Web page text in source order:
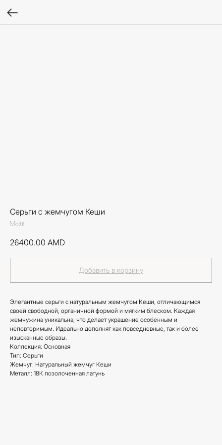
Серьги с жемчугом Кеши
Mottif
26400.00 AMD
Добавить в корзину
Элегантные серьги с натуральным жемчугом Кеши, отличающимся
своей свободной, органичной формой и мягким блеском. Каждая
жемчужина уникальна, что делает украшение особенным и
неповторимым. Идеально дополнят как повседневные, так и более
изысканные образы.
Коллекция: Основная
Тип: Серьги
Жемчуг: Натуральный жемчуг Кеши
Металл: 18К позолоченная латунь